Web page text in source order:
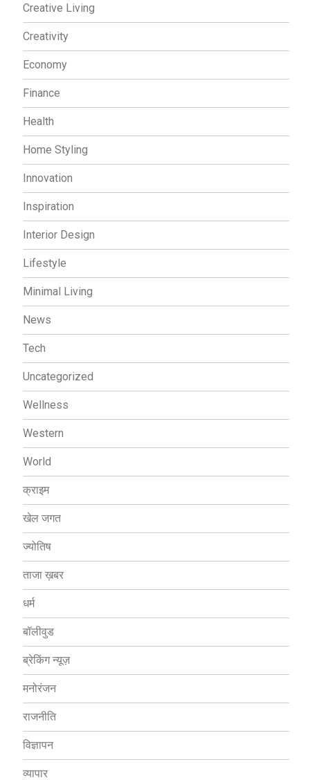
Creative Living
Creativity
Economy
Finance
Health
Home Styling
Innovation
Inspiration
Interior Design
Lifestyle
Minimal Living
News
Tech
Uncategorized
Wellness
Western
World
क्राइम
खेल जगत
ज्योतिष
ताजा ख़बर
धर्म
बॉलीवुड
ब्रेकिंग न्यूज़
मनोरंजन
राजनीति
विज्ञापन
व्यापार